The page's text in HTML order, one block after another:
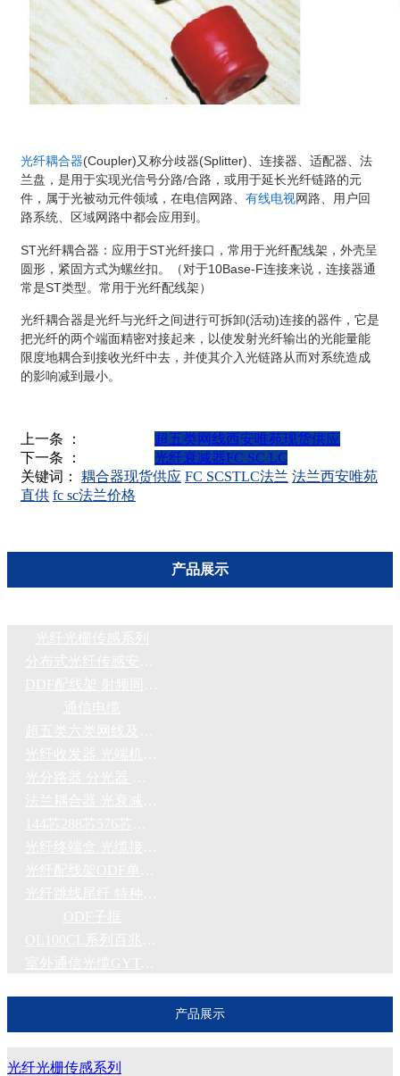
光纤耦合器(Coupler)又称分歧器(Splitter)、连接器、适配器、法
兰盘，是用于实现光信号分路/合路，或用于延长光纤链路的元
件，属于光被动元件领域，在电信网路、 有线电视网路、用户回
路系统、区域网路中都会应用到。
ST光纤耦合器：应用于ST光纤接口，常用于光纤配线架，外壳呈
圆形，紧固方式为螺丝扣。（对于10Base-F连接来说，连接器通
常是ST类型。常用于光纤配线架）
光纤耦合器是光纤与光纤之间进行可拆卸(活动)连接的器件，它是
把光纤的两个端面精密对接起来，以使发射光纤输出的光能量能
限度地耦合到接收光纤中去，并使其介入光链路从而对系统造成
的影响减到最小。
上一条 ：
超五类网线西安唯苑现货供应
下一条 ：
光纤衰减器FC SC LC
关键词： 耦合器现货供应 FC SCSTLC法兰 法兰西安唯苑
直供 fc sc法兰价格
产品展示
产品展示
光纤光栅传感系列